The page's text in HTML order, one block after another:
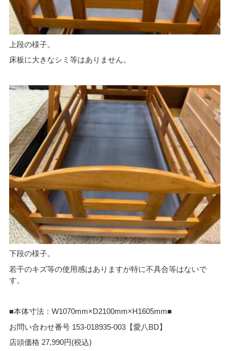
上段の様子。
床板に大きなシミ等はありません。
下段の様子。
若干のキズ等の使用感はありますが特に不具合等はないで
す。
■本体寸法：W1070mm×D2100mm×H1605mm■
お問い合わせ番号 153-018935-003【愛八BD】
店頭価格 27,990円(税込)